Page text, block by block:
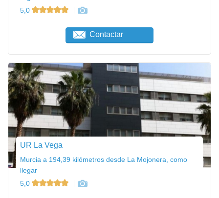
5,0
Contactar
UR La Vega
Murcia a 194,39 kilómetros desde La Mojonera, como
llegar
5,0